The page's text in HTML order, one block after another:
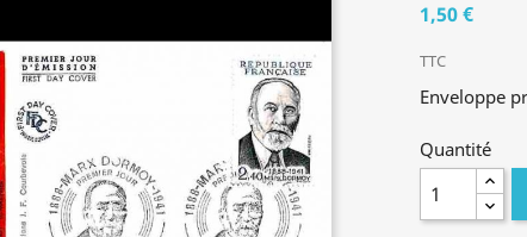
1,50 €
TTC
Enveloppe
Quantité